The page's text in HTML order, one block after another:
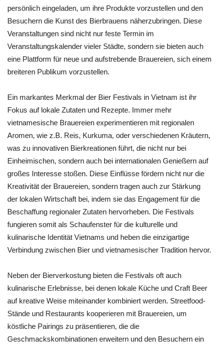
persönlich eingeladen, um ihre Produkte vorzustellen und den
Besuchern die Kunst des Bierbrauens näherzubringen. Diese
Veranstaltungen sind nicht nur feste Termin im
Veranstaltungskalender vieler Städte, sondern sie bieten auch
eine Plattform für neue und aufstrebende Brauereien, sich einem
breiteren Publikum vorzustellen.
Ein markantes Merkmal der Bier Festivals in Vietnam ist ihr
Fokus auf lokale Zutaten und Rezepte. Immer mehr
vietnamesische Brauereien experimentieren mit regionalen
Aromen, wie z.B. Reis, Kurkuma, oder verschiedenen Kräutern,
was zu innovativen Bierkreationen führt, die nicht nur bei
Einheimischen, sondern auch bei internationalen Genießern auf
großes Interesse stoßen. Diese Einflüsse fördern nicht nur die
Kreativität der Brauereien, sondern tragen auch zur Stärkung
der lokalen Wirtschaft bei, indem sie das Engagement für die
Beschaffung regionaler Zutaten hervorheben. Die Festivals
fungieren somit als Schaufenster für die kulturelle und
kulinarische Identität Vietnams und heben die einzigartige
Verbindung zwischen Bier und vietnamesischer Tradition hervor.
Neben der Bierverkostung bieten die Festivals oft auch
kulinarische Erlebnisse, bei denen lokale Küche und Craft Beer
auf kreative Weise miteinander kombiniert werden. Streetfood-
Stände und Restaurants kooperieren mit Brauereien, um
köstliche Pairings zu präsentieren, die die
Geschmackskombinationen erweitern und den Besuchern ein